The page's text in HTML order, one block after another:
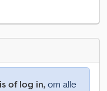
of log in, om alle